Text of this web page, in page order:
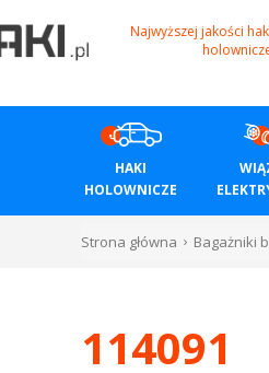
Najwyższej jakości
HAKI
HOLOWNICZE
Strona główna Bagażniki
114091